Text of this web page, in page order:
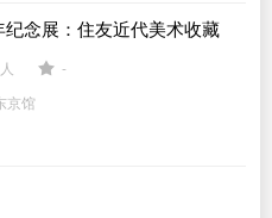
念展：住友近代美术收藏
-
京馆